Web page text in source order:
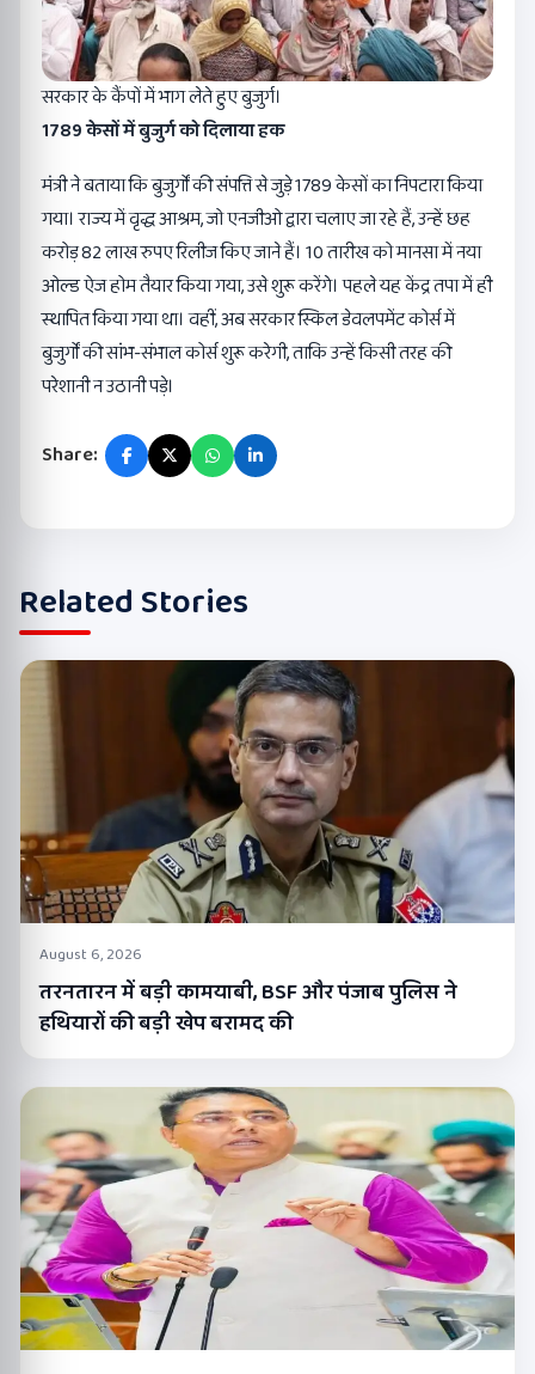
सरकार के कैंपों में भाग लेते हुए बुजुर्ग।
1789 केसों में बुजुर्ग को दिलाया हक
मंत्री ने बताया कि बुजुर्गों की संपत्ति से जुड़े 1789 केसों का निपटारा किया
गया। राज्य में वृद्ध आश्रम, जो एनजीओ द्वारा चलाए जा रहे हैं, उन्हें छह
करोड़ 82 लाख रुपए रिलीज किए जाने हैं। 10 तारीख को मानसा में नया
ओल्ड ऐज होम तैयार किया गया, उसे शुरू करेंगे। पहले यह केंद्र तपा में ही
स्थापित किया गया था। वहीं, अब सरकार स्किल डेवलपमेंट कोर्स में
बुजुर्गों की सांभ-संभाल कोर्स शुरू करेगी, ताकि उन्हें किसी तरह की
परेशानी न उठानी पड़े।
Share:
Related Stories
August 6, 2026
तरनतारन में बड़ी कामयाबी, BSF और पंजाब पुलिस ने
हथियारों की बड़ी खेप बरामद की